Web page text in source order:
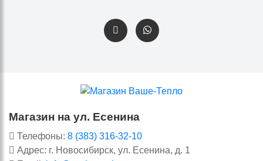
Магазин на ул. Есенина
Телефоны: 8 (383) 316-32-10
Адрес: г. Новосибирск, ул. Есенина, д. 1